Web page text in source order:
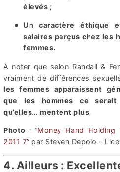
élevés ;
Un caractère éthique
salaires perçus chez les
femmes.
A noter que selon Randall &
vraiment de différences
les femmes apparaissent
que les hommes ce serait
qu’elles… mentent plus.
Photo : “Money Hand Holding
2011 7” par Steven Depolo –
4. Ailleurs :